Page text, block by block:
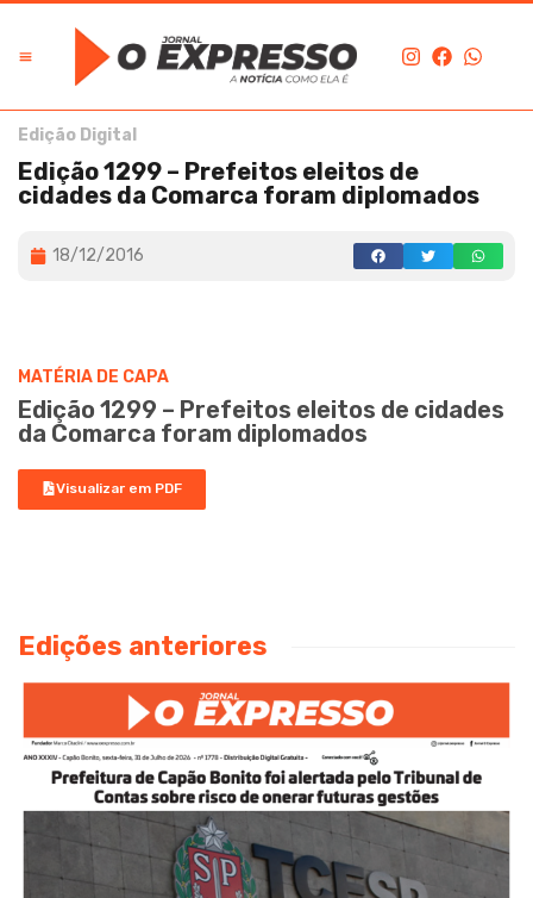
Edição Digital
Edição 1299 – Prefeitos eleitos de
cidades da Comarca foram diplomados
18/12/2016
MATÉRIA DE CAPA
Edição 1299 – Prefeitos eleitos de cidades
da Comarca foram diplomados
Visualizar em PDF
Edições anteriores